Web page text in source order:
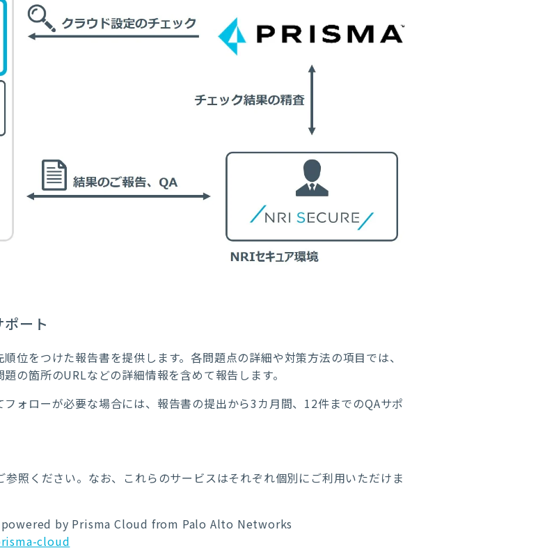
ート
位をつけた報告書を提供します。各問題点の詳細や対策方法の項目では、
の箇所のURLなどの詳細情報を含めて報告します。
ォローが必要な場合には、報告書の提出から3カ月間、12件までのQAサポ
照ください。なお、これらのサービスはそれぞれ個別にご利用いただけま
powered by Prisma Cloud from Palo Alto Networks
cloud